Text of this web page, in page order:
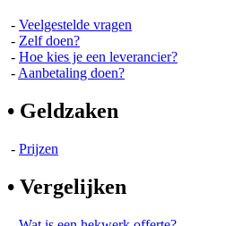
- Veelgestelde vragen
- Zelf doen?
- Hoe kies je een leverancier?
- Aanbetaling doen?
• Geldzaken
- Prijzen
• Vergelijken